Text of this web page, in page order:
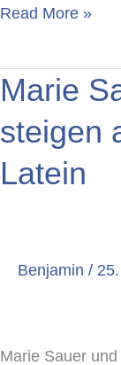
Read More »
Marie
steigen
Latein
Benjamin /
Marie Sauer
Marie
Sauer
und
Eric
Höh
steigen
Klasse